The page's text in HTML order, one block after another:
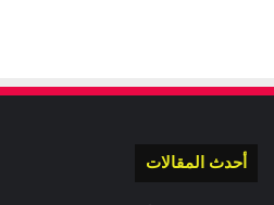
أحدث المقالات